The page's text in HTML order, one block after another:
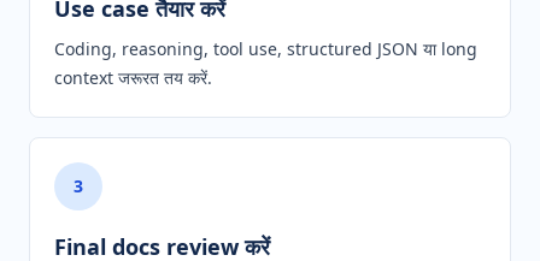
Use case तैयार करें
Coding, reasoning, tool use, structured JSON या long
context जरूरत तय करें.
3
Final docs review करें